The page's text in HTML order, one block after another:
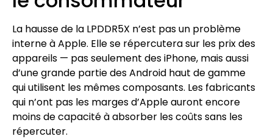
La hausse de la LPDDR5X n’est pas un problème
interne à Apple. Elle se répercutera sur les prix des
appareils — pas seulement des iPhone, mais aussi
d’une grande partie des Android haut de gamme
qui utilisent les mêmes composants. Les fabricants
qui n’ont pas les marges d’Apple auront encore
moins de capacité à absorber les coûts sans les
répercuter.